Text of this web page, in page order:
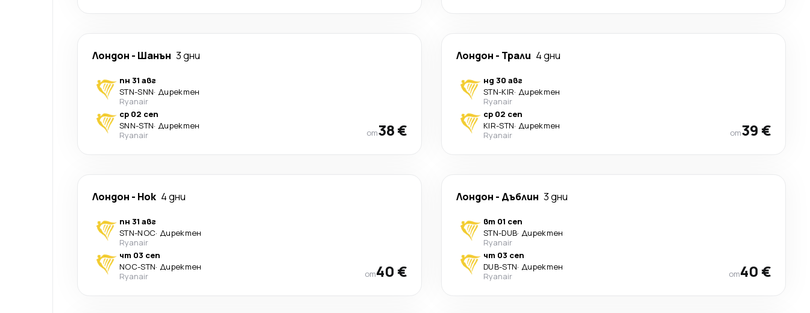
Лондон - Шанън 3 дни
пн 31 авг
STN-SNN· Директен
Ryanair
ср 02 сеп
SNN-STN· Директен
Ryanair
от38 €
Лондон - Трали 4 дни
нд 30 авг
STN-KIR· Директен
Ryanair
ср 02 сеп
KIR-STN· Директен
Ryanair
от39 €
Лондон - Нок 4 дни
пн 31 авг
STN-NOC· Директен
Ryanair
чт 03 сеп
NOC-STN· Директен
Ryanair
от40 €
Лондон - Дъблин 3 дни
вт 01 сеп
STN-DUB· Директен
Ryanair
чт 03 сеп
DUB-STN· Директен
Ryanair
от40 €